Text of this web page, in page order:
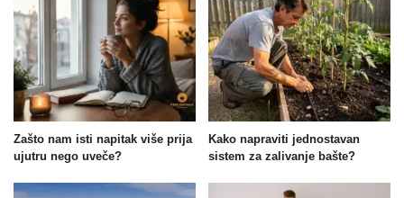
Zašto nam isti napitak više prija
ujutru nego uveče?
Kako napraviti jednostavan
sistem za zalivanje bašte?